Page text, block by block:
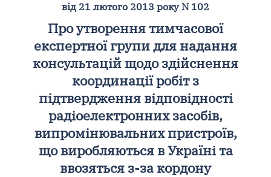
від 21 лютого 2013 року N 102
Про утворення тимчасової
експертної групи для надання
консультацій щодо здійснення
координації робіт з
підтвердження відповідності
радіоелектронних засобів,
випромінювальних пристроїв,
що виробляються в Україні та
ввозяться з-за кордону